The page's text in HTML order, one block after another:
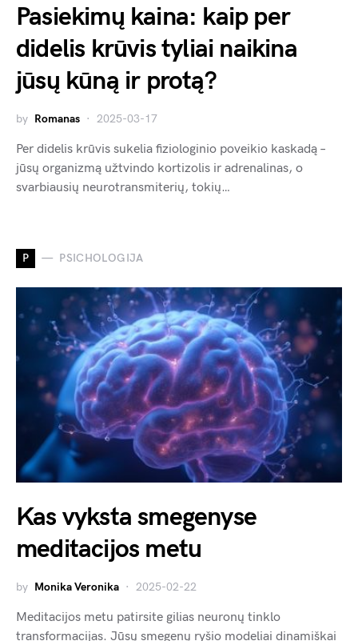
Pasiekimų kaina: kaip per
didelis krūvis tyliai naikina
jūsų kūną ir protą?
by Romanas 2025-03-17
Per didelis krūvis sukelia fiziologinio poveikio kaskadą –
jūsų organizmą užtvindo kortizolis ir adrenalinas, o
svarbiausių neurotransmiterių, tokių…
P PSICHOLOGIJA
Kas vyksta smegenyse
meditacijos metu
by Monika Veronika 2025-02-22
Meditacijos metu patirsite gilias neuronų tinklo
transformacijas. Jūsų smegenų ryšio modeliai dinamiškai